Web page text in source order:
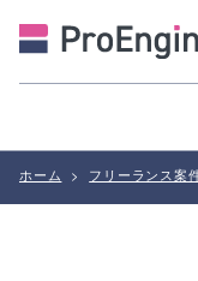
ホーム > フリーランス案